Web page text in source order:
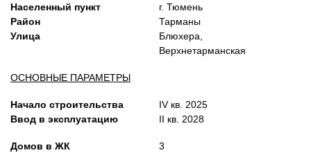
Населенный пункт
Район
Улица
ОСНОВНЫЕ ПАРАМЕТРЫ
Начало строительства
Ввод в эксплуатацию
Домов в ЖК
г. Тюмень
Тарманы
Блюхера,
Верхнетарманская
IV кв. 2025
II кв. 2028
3